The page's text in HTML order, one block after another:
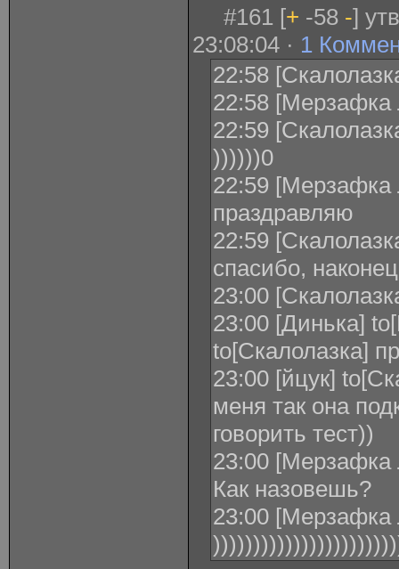
#161 [+ -58 -]
23:08:04 · 1
22:58
22:58 [Мерзафка
22:59
))))))0
22:59 [Мерзафка
праздравляю
22:59
спасибо,
23:00
23:00 [Динька]
to[Скалолазка]
23:00 [йцук]
меня так она
говорить тест))
23:00 [Мерзафка
Как назовешь?
23:00 [Мерзафка